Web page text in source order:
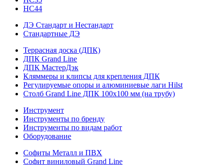
НС44
ДЭ Стандарт и Нестандарт
Стандартные ДЭ
Террасная доска (ДПК)
ДПК Grand Line
ДПК МастерДэк
Кляммеры и клипсы для крепления ДПК
Регулируемые опоры и алюминиевые лаги Hilst
Столб Grand Line ДПК 100х100 мм (на трубу)
Инструмент
Инструменты по бренду
Инструменты по видам работ
Оборудование
Софиты Металл и ПВХ
Софит виниловый Grand Line